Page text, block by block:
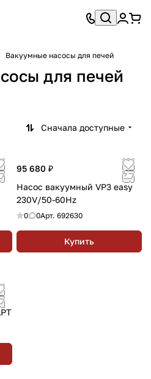
Вакуумные насосы для печей
для печей
Сначала доступные
95 680 ₽
Насос вакуумный VP3 easy
230V/50-60Hz
0 0Арт. 692630
Купить